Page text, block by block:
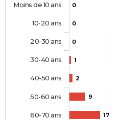
0
0
0
1
2
9
17
Moins de 10 ans
10-20 ans
20-30 ans
30-40 ans
40-50 ans
50-60 ans
60-70 ans